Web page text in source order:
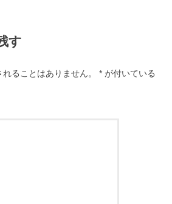
す
ることはありません。 * が付いている